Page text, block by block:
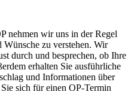
nehmen wir uns in der Regel
zu verstehen. Wir
durch und besprechen, ob Ihre
erhalten Sie ausführliche
und Informationen über
sich für einen OP-Termin